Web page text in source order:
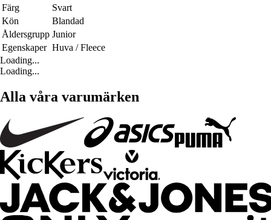
Färg
Svart
Kön
Blandad
Åldersgrupp Junior
Egenskaper Huva / Fleece
Loading...
Loading...
Alla våra varumärken